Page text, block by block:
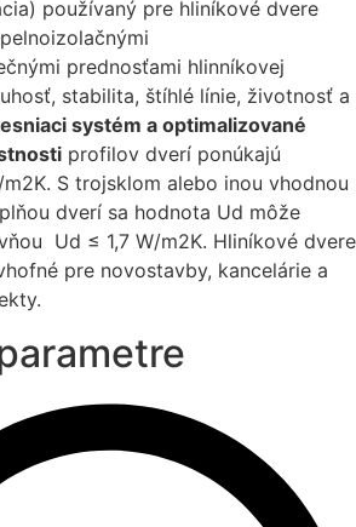
používaný pre hliníkové dvere
prednosťami hlinníkovej
stabilita, štíhlé línie, životnosť a
systém a optimalizované
profilov dverí ponúkajú
S trojsklom alebo inou vhodnou
dverí sa hodnota Ud môže
Ud ≤ 1,7 W/m2K. Hliníkové dvere
pre novostavby, kancelárie a